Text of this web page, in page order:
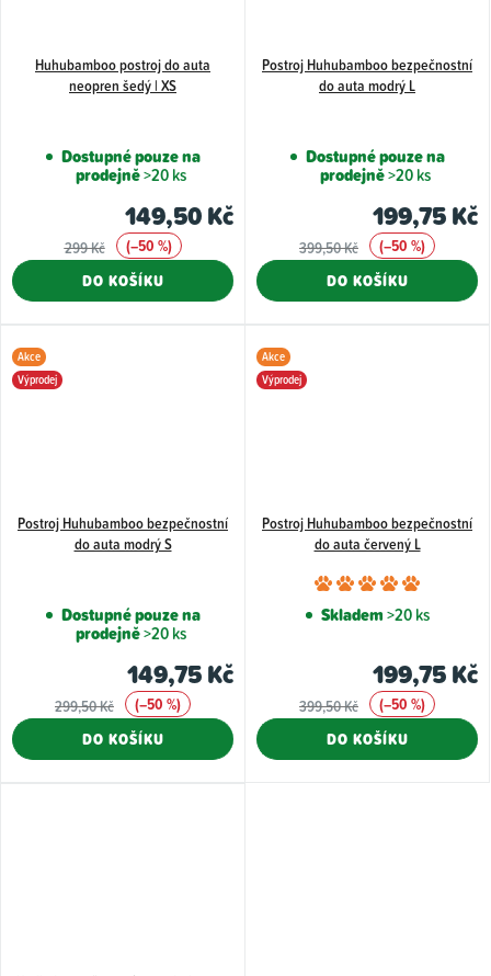
Huhubamboo postroj do auta
neopren šedý | XS
Dostupné pouze na
prodejně>20 ks
149,50 Kč
299 Kč
(–50 %)
DO KOŠÍKU
Postroj Huhubamboo bezpečnostní
do auta modrý L
Dostupné pouze na
prodejně>20 ks
199,75 Kč
399,50 Kč
(–50 %)
DO KOŠÍKU
Akce
Výprodej
Postroj Huhubamboo bezpečnostní
do auta modrý S
Dostupné pouze na
prodejně>20 ks
149,75 Kč
299,50 Kč
(–50 %)
DO KOŠÍKU
Akce
Výprodej
Postroj Huhubamboo bezpečnostní
do auta červený L
je
5,0
z
Skladem>20 ks
199,75 Kč
399,50 Kč
(–50 %)
DO KOŠÍKU